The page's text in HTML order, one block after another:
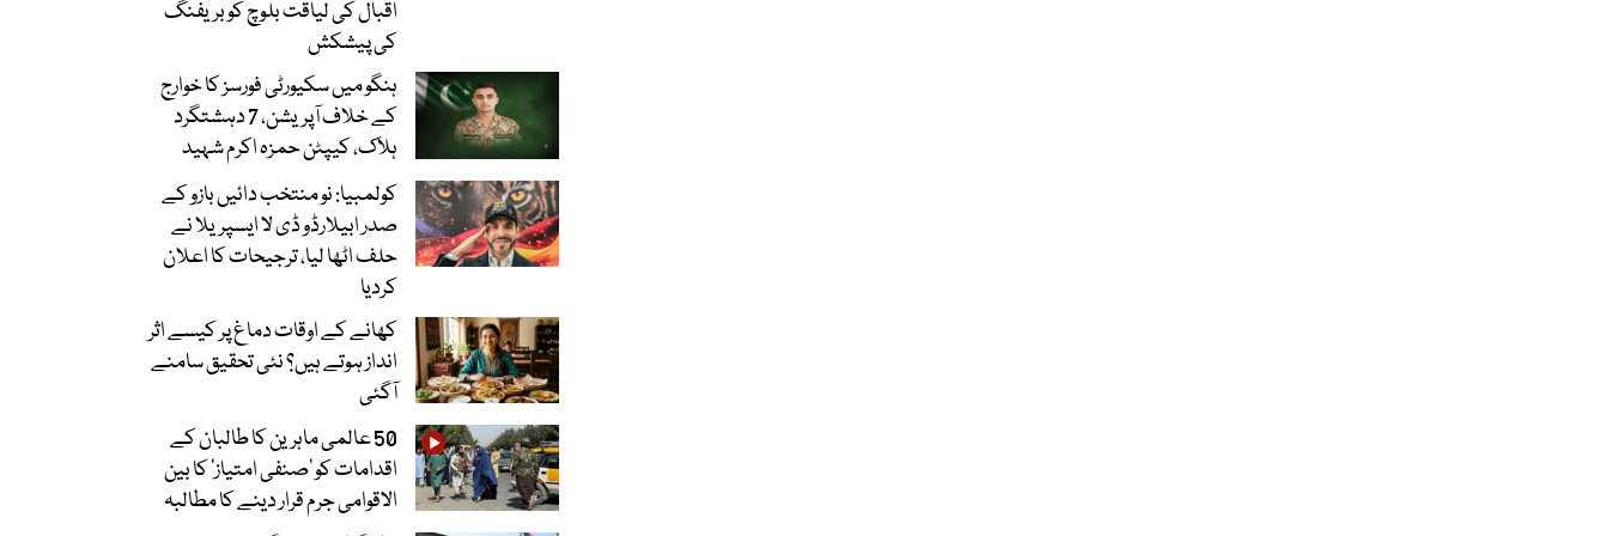
اقبال کی لیاقت بلوچ کو بریفنگ
کی پیشکش
ہنگو میں سکیورٹی فورسز کا خوارج
کے خلاف آپریشن، 7 دہشتگرد
ہلاک، کیپٹن حمزہ اکرم شہید
کولمبیا: نو منتخب دائیں بازو کے
صدر ابیلارڈو ڈی لا ایسپریلا نے
حلف اٹھا لیا، ترجیحات کا اعلان
کردیا
کھانے کے اوقات دماغ پر کیسے اثر
انداز ہوتے ہیں؟ نئی تحقیق سامنے
آگئی
50 عالمی ماہرین کا طالبان کے
اقدامات کو ’صنفی امتیاز‘ کا بین
الاقوامی جرم قرار دینے کا مطالبہ